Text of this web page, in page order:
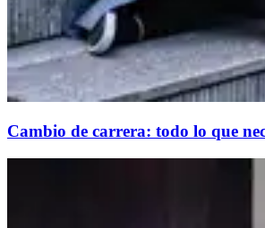
Cambio de carrera: todo lo que